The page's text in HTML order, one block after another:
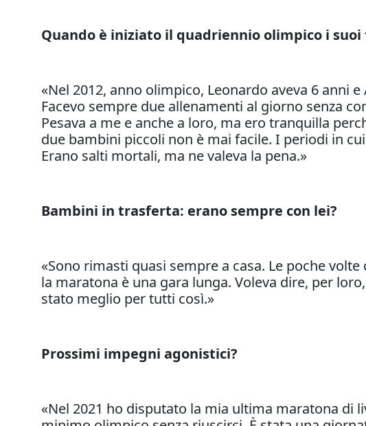
Quando è iniziato il quadriennio olimpico i
«Nel 2012, anno olimpico, Leonardo aveva 6 anni
Facevo sempre due allenamenti al giorno senza
Pesava a me e anche a loro, ma ero tranquilla
due bambini piccoli non è mai facile. I periodi in
Erano salti mortali, ma ne valeva la pena.»
Bambini in trasferta: erano sempre con lei?
«Sono rimasti quasi sempre a casa. Le poche
la maratona è una gara lunga. Voleva dire, per
stato meglio per tutti così.»
Prossimi impegni agonistici?
«Nel 2021 ho disputato la mia ultima maratona di